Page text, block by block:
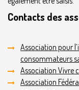
Contacts des
Association pour
consommateurs
Association Vivre
Association